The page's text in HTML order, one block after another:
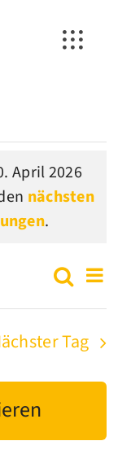
April 2026
nächsten
.
Suche
und
Suche
Tag
Tag